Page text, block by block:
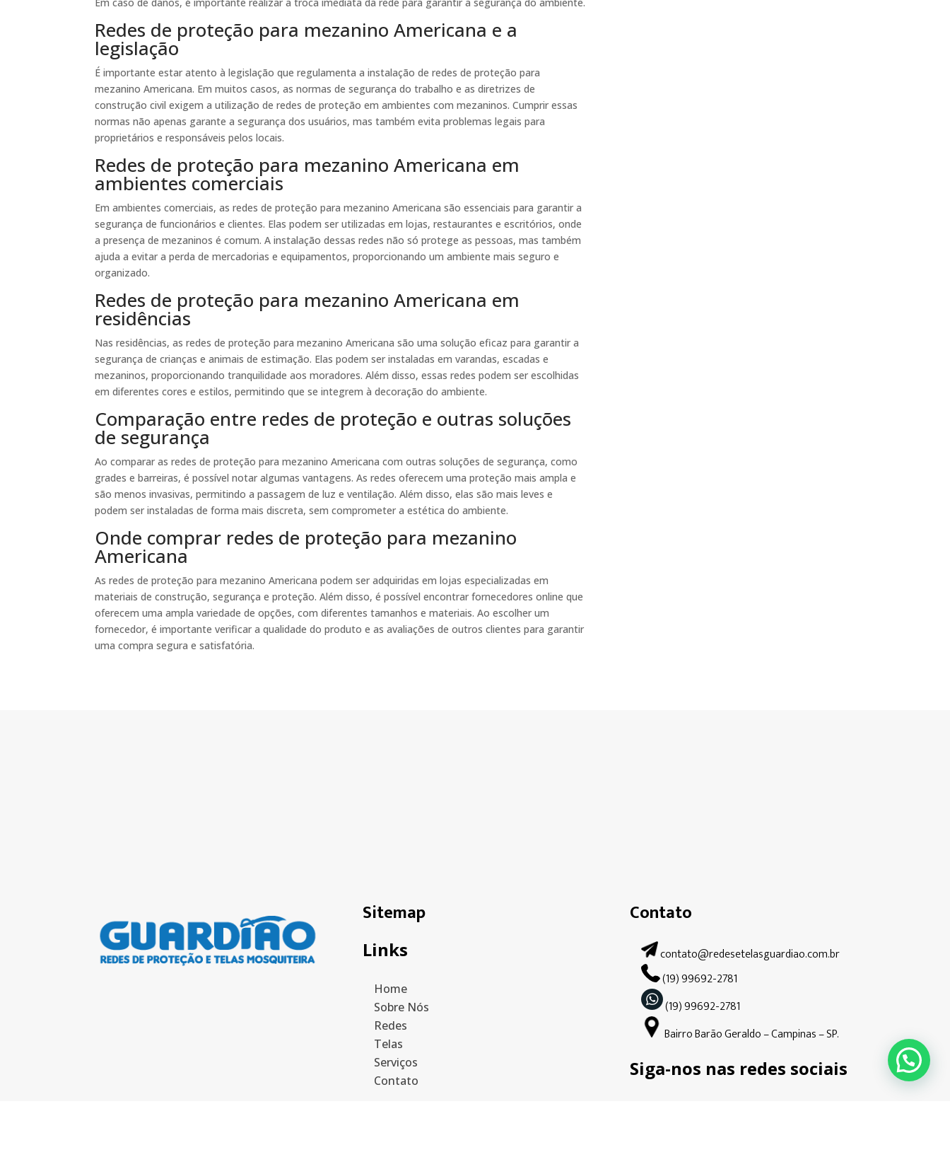
Redes de proteção para mezanino Americana e a
legislação
É importante estar atento à legislação que regulamenta a instalação de redes de proteção para
mezanino Americana. Em muitos casos, as normas de segurança do trabalho e as diretrizes de
construção civil exigem a utilização de redes de proteção em ambientes com mezaninos. Cumprir essas
normas não apenas garante a segurança dos usuários, mas também evita problemas legais para
proprietários e responsáveis pelos locais.
Redes de proteção para mezanino Americana em
ambientes comerciais
Em ambientes comerciais, as redes de proteção para mezanino Americana são essenciais para garantir a
segurança de funcionários e clientes. Elas podem ser utilizadas em lojas, restaurantes e escritórios, onde
a presença de mezaninos é comum. A instalação dessas redes não só protege as pessoas, mas também
ajuda a evitar a perda de mercadorias e equipamentos, proporcionando um ambiente mais seguro e
organizado.
Redes de proteção para mezanino Americana em
residências
Nas residências, as redes de proteção para mezanino Americana são uma solução eficaz para garantir a
segurança de crianças e animais de estimação. Elas podem ser instaladas em varandas, escadas e
mezaninos, proporcionando tranquilidade aos moradores. Além disso, essas redes podem ser escolhidas
em diferentes cores e estilos, permitindo que se integrem à decoração do ambiente.
Comparação entre redes de proteção e outras soluções
de segurança
Ao comparar as redes de proteção para mezanino Americana com outras soluções de segurança, como
grades e barreiras, é possível notar algumas vantagens. As redes oferecem uma proteção mais ampla e
são menos invasivas, permitindo a passagem de luz e ventilação. Além disso, elas são mais leves e
podem ser instaladas de forma mais discreta, sem comprometer a estética do ambiente.
Onde comprar redes de proteção para mezanino
Americana
As redes de proteção para mezanino Americana podem ser adquiridas em lojas especializadas em
materiais de construção, segurança e proteção. Além disso, é possível encontrar fornecedores online que
oferecem uma ampla variedade de opções, com diferentes tamanhos e materiais. Ao escolher um
fornecedor, é importante verificar a qualidade do produto e as avaliações de outros clientes para garantir
uma compra segura e satisfatória.
Sitemap
Links
Home
Sobre Nós
Redes
Telas
Serviços
Contato
Contato
contato@redesetelasguardiao.com.br
(19) 99692-2781
(19) 99692-2781
Bairro Barão Geraldo – Campinas – SP.
Siga-nos nas redes sociais